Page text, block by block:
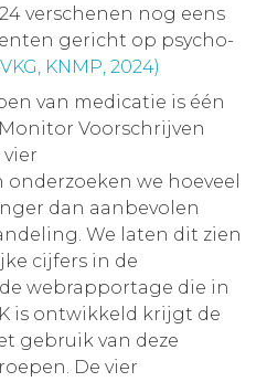
verschenen nog eens
gericht op psycho-
KNMP, 2024)
van medicatie is één
Voorschrijven
vier
we hoeveel
dan aanbevolen
We laten dit zien
cijfers in de
webrapportage die in
is ontwikkeld krijgt de
gebruik van deze
De vier